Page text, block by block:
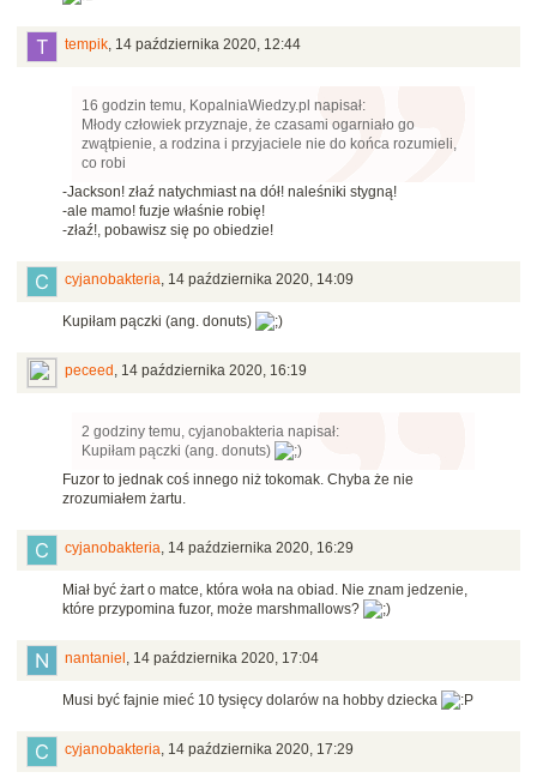
tempik, 14 października 2020, 12:44
16 godzin temu, KopalniaWiedzy.pl napisał:
Młody człowiek przyznaje, że czasami ogarniało go
zwątpienie, a rodzina i przyjaciele nie do końca rozumieli,
co robi
-Jackson! złaź natychmiast na dół! naleśniki stygną!
-ale mamo! fuzje właśnie robię!
-złaź!, pobawisz się po obiedzie!
cyjanobakteria, 14 października 2020, 14:09
Kupiłam pączki (ang. donuts)
peceed , 14 października 2020, 16:19
2 godziny temu, cyjanobakteria napisał:
Kupiłam pączki (ang. donuts)
Fuzor to jednak coś innego niż tokomak. Chyba że nie
zrozumiałem żartu.
cyjanobakteria, 14 października 2020, 16:29
Miał być żart o matce, która woła na obiad. Nie znam jedzenie,
które przypomina fuzor, może marshmallows?
nantaniel , 14 października 2020, 17:04
Musi być fajnie mieć 10 tysięcy dolarów na hobby dziecka
cyjanobakteria, 14 października 2020, 17:29